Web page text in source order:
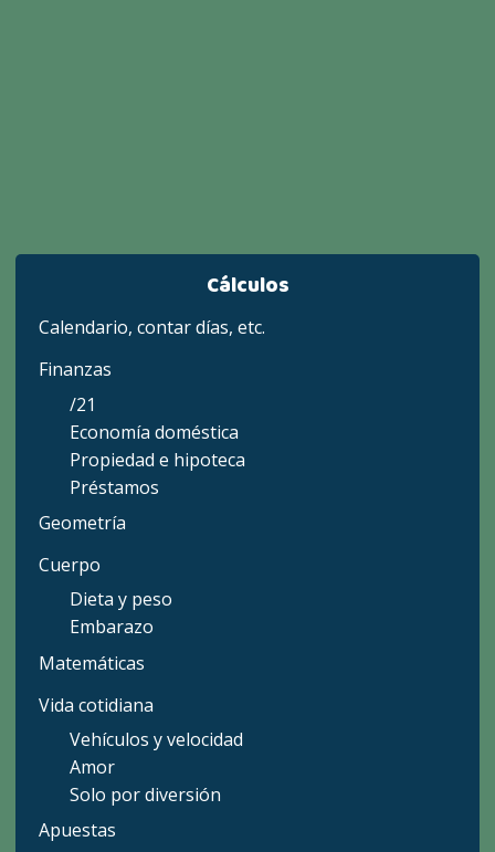
Cálculos
Calendario, contar días, etc.
Finanzas
/21
Economía doméstica
Propiedad e hipoteca
Préstamos
Geometría
Cuerpo
Dieta y peso
Embarazo
Matemáticas
Vida cotidiana
Vehículos y velocidad
Amor
Solo por diversión
Apuestas